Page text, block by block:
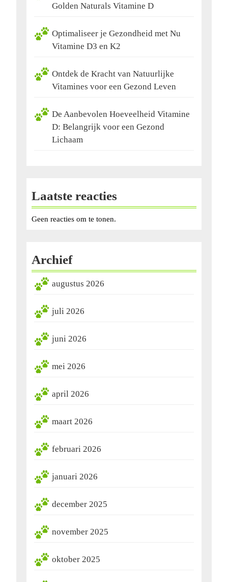
Golden Naturals Vitamine D
Optimaliseer je Gezondheid met Nu
Vitamine D3 en K2
Ontdek de Kracht van Natuurlijke
Vitamines voor een Gezond Leven
De Aanbevolen Hoeveelheid Vitamine
D: Belangrijk voor een Gezond
Lichaam
Laatste reacties
Geen reacties om te tonen.
Archief
augustus 2026
juli 2026
juni 2026
mei 2026
april 2026
maart 2026
februari 2026
januari 2026
december 2025
november 2025
oktober 2025